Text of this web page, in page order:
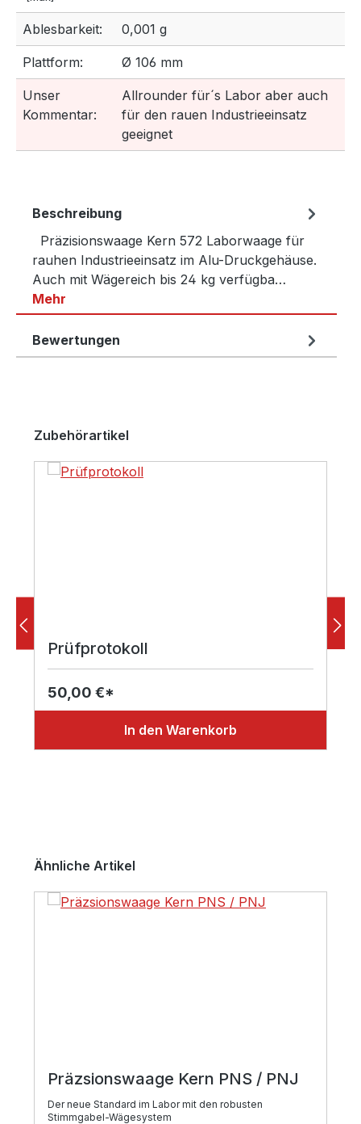
Ablesbarkeit: 0,001 g
Plattform: Ø 106 mm
Unser
Kommentar:
Allrounder für´s Labor aber auch
für den rauen Industrieeinsatz
geeignet
Beschreibung
Präzisionswaage Kern 572 Laborwaage für
rauhen Industrieeinsatz im Alu-Druckgehäuse.
Auch mit Wägereich bis 24 kg verfügba…
Mehr
Bewertungen
Produktgalerie überspringen
Zubehörartikel
Prüfprotokoll
50,00 €*
In den Warenkorb
Produktgalerie überspringen
Ähnliche Artikel
Präzsionswaage Kern PNS / PNJ
Der neue Standard im Labor mit den robusten
Stimmgabel-Wägesystem